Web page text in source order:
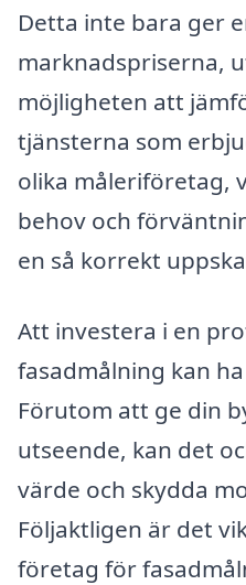
Detta inte bara ger
marknadspriserna,
möjligheten att
tjänsterna som
olika måleriföretag,
behov och
en så korrekt
Att investera i en
fasadmålning kan
Förutom att ge din
utseende, kan det
värde och skydda
Följaktligen är det
företag för